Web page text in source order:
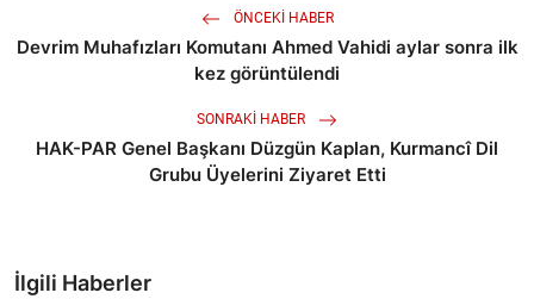
ÖNCEKI HABER
Devrim Muhafızları Komutanı Ahmed Vahidi aylar sonra ilk
kez görüntülendi
SONRAKI HABER
HAK-PAR Genel Başkanı Düzgün Kaplan, Kurmancî Dil
Grubu Üyelerini Ziyaret Etti
İlgili Haberler